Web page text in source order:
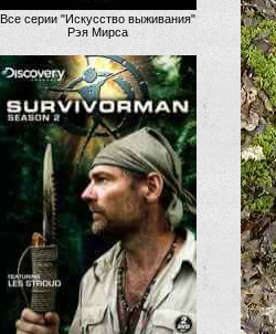
Все серии "Искусство выживания"
Рэя Мирса